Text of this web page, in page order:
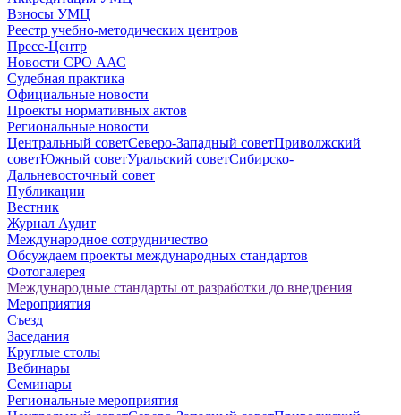
Взносы УМЦ
Реестр учебно-методических центров
Пресс-Центр
Новости СРО ААС
Судебная практика
Официальные новости
Проекты нормативных актов
Региональные новости
Центральный советСеверо-Западный советПриволжский
советЮжный советУральский советСибирско-
Дальневосточный совет
Публикации
Вестник
Журнал Аудит
Международное сотрудничество
Обсуждаем проекты международных стандартов
Фотогалерея
Международные стандарты от разработки до внедрения
Мероприятия
Съезд
Заседания
Круглые столы
Вебинары
Семинары
Региональные мероприятия